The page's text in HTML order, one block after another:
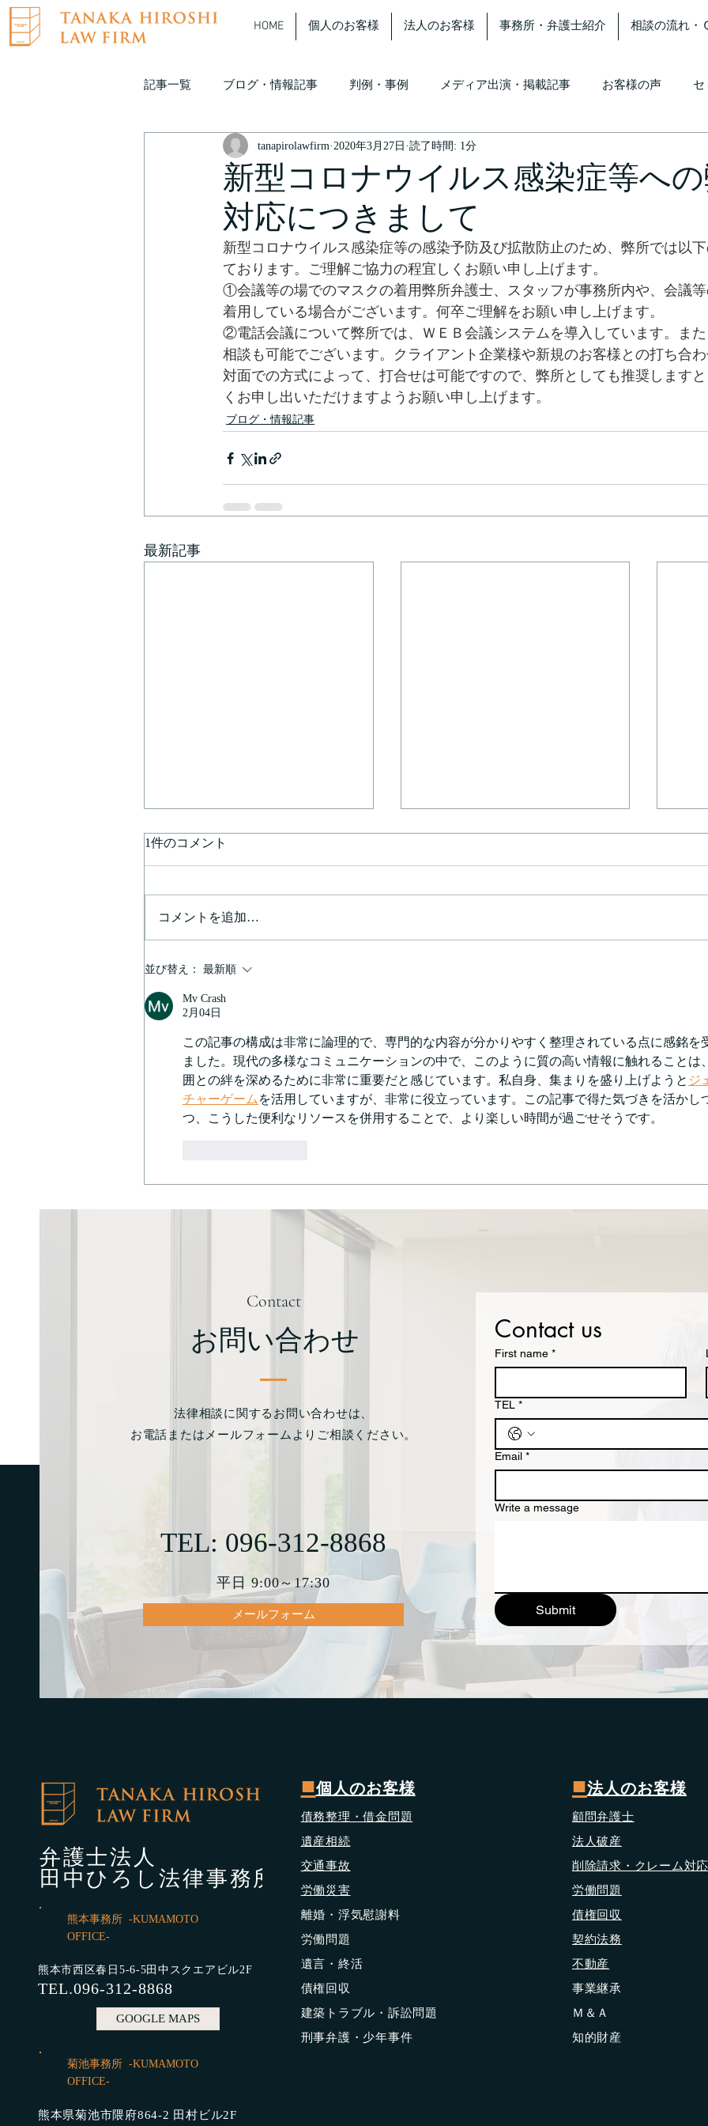
HOME 個人のお客様 法人のお客様 事務所・弁護士紹介 相談の流れ・
記事一覧 ブログ・情報記事 判例・事例 メディア出演・掲載記事 お客様の声 セ
たなぴろ弁護士 動画解説
新型コロナウイルス感染症等へ
対応につきまして
tanapirolawfirm 2020年3月27日 読了時間: 1分
新型コロナウイルス感染症等の感染予防及び拡散防止のため、弊所では以
ております。ご理解ご協力の程宜しくお願い申し上げます。
①会議等の場でのマスクの着用弊所弁護士、スタッフが事務所内や、会議
着用している場合がございます。何卒ご理解をお願い申し上げます。
②電話会議について弊所では、ＷＥＢ会議システムを導入しています。ま
相談も可能でございます。クライアント企業様や新規のお客様との打ち合
対面での方式によって、打合せは可能ですので、弊所としても推奨します
くお申し出いただけますようお願い申し上げます。
ブログ・情報記事
最新記事
医療機関の法人破産の問題点
【持続化給付金詐欺の自首同
が作られました。ところが、すで
務所でも、不正受給をした方やそ
の親族の方からのお問い合わせを
いただいております。 持続化給
付金詐欺は、フリーランズ等の方
が、ある知人から話を持ちかけら
よ
1件のコメント
コメントを追加…
並び替え： 最新順
Mv Crash
2月04日
この記事の構成は非常に論理的で、専門的な内容が分かりやすく整理されている点に感銘を
ました。現代の多様なコミュニケーションの中で、このように質の高い情報に触れることは
囲との絆を深めるために非常に重要だと感じています。私自身、集まりを盛り上げようと ジ
チャーゲームを活用していますが、非常に役立っています。この記事で得た気づきを活かし
つ、こうした便利なリソースを併用することで、より楽しい時間が過ごせそうです。
弁護士法人
田中ひろし法律事務所
熊本事務所 -KUMAMOTO
OFFICE-
熊本市西区春日5-6-5田中スクエアビル2F
TEL.096-312-8868
GOOGLE MAPS
菊池事務所 -KUMAMOTO
OFFICE-
熊本県菊池市隈府864-2 田村ビル2F
■個人のお客様
債務整理・借金問題
遺産相続
交通事故
労働災害
​離婚・浮気慰謝料
労働問題
遺言・終活
債権回収
​建築トラブル・訴訟問題
​刑事弁護・少年事件
■法人のお客様
顧問弁護士
法人破産
削除請求・クレーム対応
労働問題
債権回収
契約法務
不動産
事業継承
Ｍ＆Ａ
知的財産
Contact
お問い合わせ
法律相談に関するお問い合わせは、
お電話またはメールフォームよりご相談ください。
TEL: 096-312-8868
平日 9:00～17:30
メールフォーム
Contact us
First name *
TEL *
Email *
Write a message
Submit